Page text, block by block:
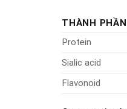
THÀNH PHẦN
Protein
Sialic acid
Flavonoid